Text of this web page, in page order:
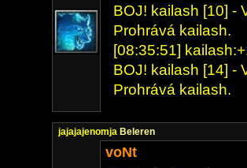
BOJ! kailash [10] -
Prohrává kailash.
[08:35:51]
BOJ! kailash [14] -
Prohrává kailash.
jajajajenomja Beleren
voNt